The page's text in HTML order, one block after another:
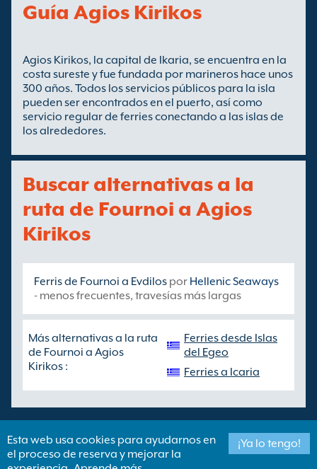
Guía Agios Kirikos
Agios Kirikos, la capital de Ikaria, se encuentra en la
costa sureste y fue fundada por marineros hace unos
300 años. Todos los servicios públicos para la isla
pueden ser encontrados en el puerto, así como
servicio regular de ferries conectando a las islas de
los alrededores.
Buscar alternativas a la
ruta de Fournoi a Agios
Kirikos
Ferris de Fournoi a Evdilos por Hellenic Seaways
- menos frecuentes, travesías más largas
Más alternativas a la ruta
de Fournoi a Agios
Kirikos :
Ferries desde Islas
del Egeo
Ferries a Icaria
Copyright ©Newincco 1399 Limited
Esta web usa cookies para ayudarnos en
el proceso de reserva y mejorar la
¡Ya lo tengo!